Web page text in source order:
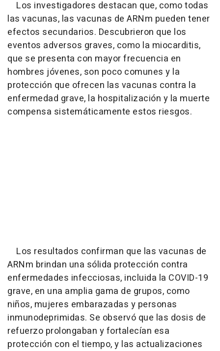
Los investigadores destacan que, como todas
las vacunas, las vacunas de ARNm pueden tener
efectos secundarios. Descubrieron que los
eventos adversos graves, como la miocarditis,
que se presenta con mayor frecuencia en
hombres jóvenes, son poco comunes y la
protección que ofrecen las vacunas contra la
enfermedad grave, la hospitalización y la muerte
compensa sistemáticamente estos riesgos.
Los resultados confirman que las vacunas de
ARNm brindan una sólida protección contra
enfermedades infecciosas, incluida la COVID-19
grave, en una amplia gama de grupos, como
niños, mujeres embarazadas y personas
inmunodeprimidas. Se observó que las dosis de
refuerzo prolongaban y fortalecían esa
protección con el tiempo, y las actualizaciones